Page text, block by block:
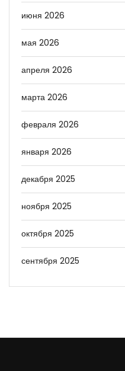
июня 2026
мая 2026
апреля 2026
марта 2026
февраля 2026
января 2026
декабря 2025
ноября 2025
октября 2025
сентября 2025